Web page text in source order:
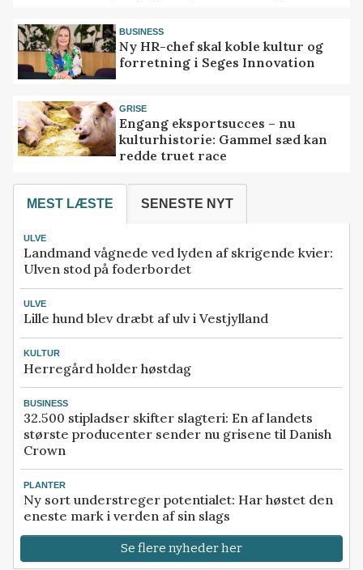
BUSINESS
Ny HR-chef skal koble kultur og
forretning i Seges Innovation
GRISE
Engang eksportsucces – nu
kulturhistorie: Gammel sæd kan
redde truet race
MEST LÆSTE SENESTE NYT
ULVE
Landmand vågnede ved lyden af skrigende kvier:
Ulven stod på foderbordet
ULVE
Lille hund blev dræbt af ulv i Vestjylland
KULTUR
Herregård holder høstdag
BUSINESS
32.500 stipladser skifter slagteri: En af landets
største producenter sender nu grisene til Danish
Crown
PLANTER
Ny sort understreger potentialet: Har høstet den
eneste mark i verden af sin slags
Se flere nyheder her